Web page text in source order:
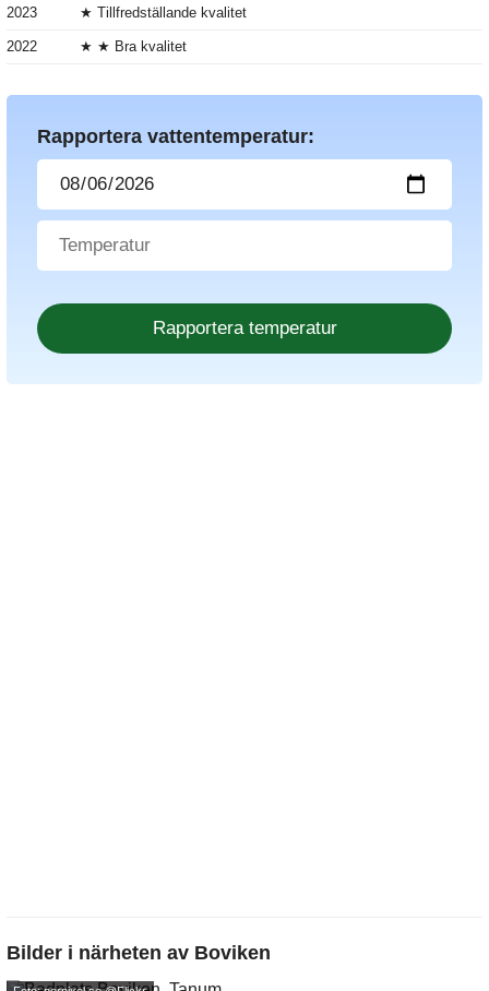
2023 ★ Tillfredställande kvalitet
2022 ★ ★ Bra kvalitet
Rapportera vattentemperatur:
Bilder i närheten av Boviken